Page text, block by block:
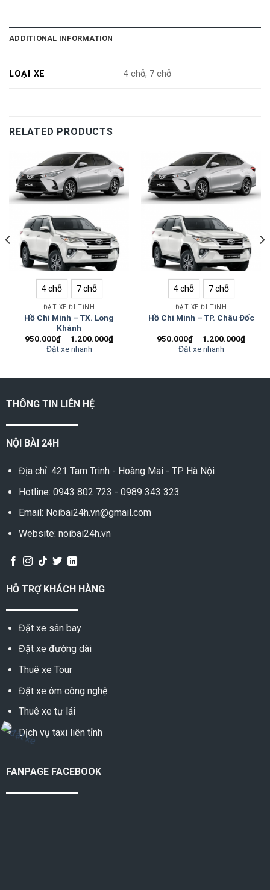
ADDITIONAL INFORMATION
LOẠI XE 4 chỗ, 7 chỗ
RELATED PRODUCTS
4 chỗ 7 chỗ
ĐẶT XE ĐI TỈNH
Hồ Chí Minh – TX. Long
Khánh
950.000₫ – 1.200.000₫
Đặt xe nhanh
4 chỗ 7 chỗ
ĐẶT XE ĐI TỈNH
Hồ Chí Minh – TP. Châu Đốc
950.000₫ – 1.200.000₫
Đặt xe nhanh
Hồ Chí Minh - TP. Sóc Trăng
THÔNG TIN LIÊN HỆ
NỘI BÀI 24H
Địa chỉ: 421 Tam Trinh - Hoàng Mai - TP Hà Nội
Hotline: 0943 802 723 - 0989 343 323
Email: Noibai24h.vn@gmail.com
Website: noibai24h.vn
HỖ TRỢ KHÁCH HÀNG
Đặt xe sân bay
Đặt xe đường dài
Thuê xe Tour
Đặt xe ôm công nghệ
Thuê xe tự lái
Dịch vụ taxi liên tỉnh
FANPAGE FACEBOOK